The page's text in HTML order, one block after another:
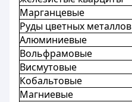
Марганцевые
Руды цветных металлов
Алюминиевые
Вольфрамовые
Висмутовые
Кобальтовые
Магниевые